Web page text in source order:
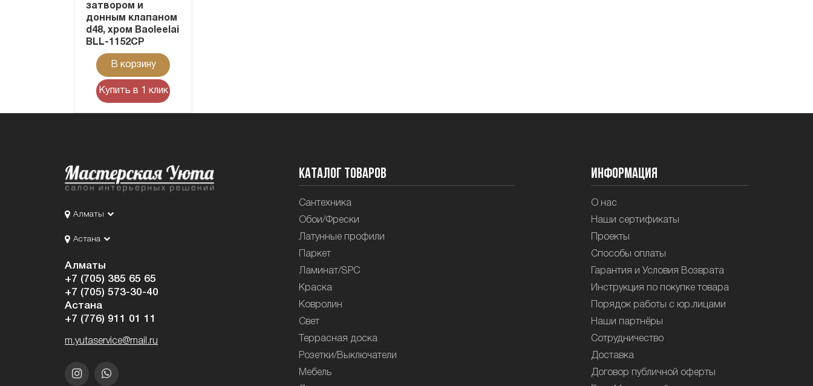
затвором и
донным клапаном
d48, хром Baoleelai
BLL-1152CP
В корзину
Купить в 1 клик
Алматы
Астана
Алматы
+7 (705) 385 65 65
+7 (705) 573-30-40
Астана
+7 (776) 911 01 11
m.yutaservice@mail.ru
Каталог товаров
Сантехника
Обои/Фрески
Латунные профили
Паркет
Ламинат/SPC
Краска
Ковролин
Свет
Террасная доска
Розетки/Выключатели
Мебель
Информация
О нас
Наши сертификаты
Проекты
Способы оплаты
Гарантия и Условия Возврата
Инструкция по покупке товара
Порядок работы с юр.лицами
Наши партнёры
Сотрудничество
Доставка
Договор публичной оферты